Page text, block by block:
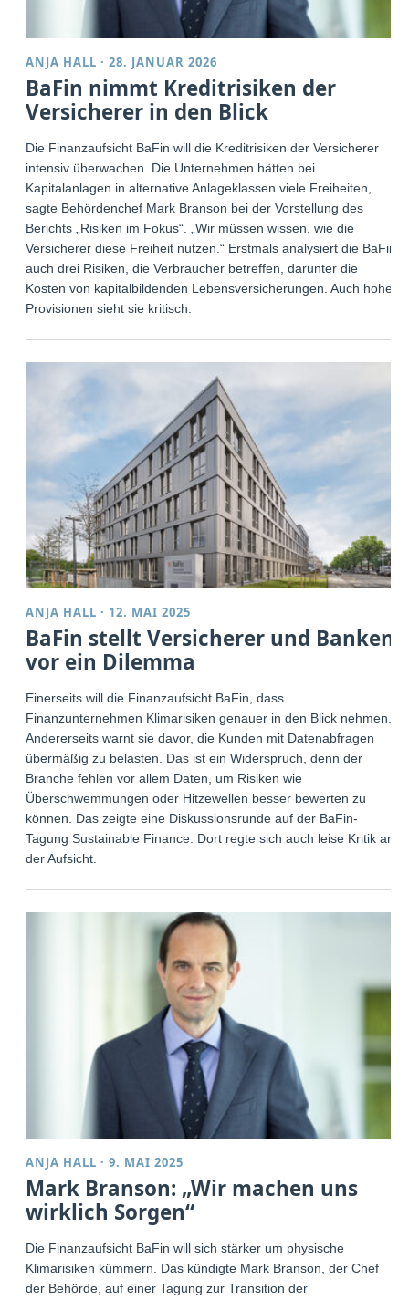
ANJA HALL ·28. JANUAR 2026
BaFin nimmt Kreditrisiken der
Versicherer in den Blick
Die Finanzaufsicht BaFin will die Kreditrisiken der Versicherer
intensiv überwachen. Die Unternehmen hätten bei
Kapitalanlagen in alternative Anlageklassen viele Freiheiten,
sagte Behördenchef Mark Branson bei der Vorstellung des
Berichts „Risiken im Fokus“. „Wir müssen wissen, wie die
Versicherer diese Freiheit nutzen.“ Erstmals analysiert die BaFin
auch drei Risiken, die Verbraucher betreffen, darunter die
Kosten von kapitalbildenden Lebensversicherungen. Auch hohe
Provisionen sieht sie kritisch.
ANJA HALL · 12. MAI 2025
BaFin stellt Versicherer und Banken
vor ein Dilemma
Einerseits will die Finanzaufsicht BaFin, dass
Finanzunternehmen Klimarisiken genauer in den Blick nehmen.
Andererseits warnt sie davor, die Kunden mit Datenabfragen
übermäßig zu belasten. Das ist ein Widerspruch, denn der
Branche fehlen vor allem Daten, um Risiken wie
Überschwemmungen oder Hitzewellen besser bewerten zu
können. Das zeigte eine Diskussionsrunde auf der BaFin-
Tagung Sustainable Finance. Dort regte sich auch leise Kritik an
der Aufsicht.
ANJA HALL ·9. MAI 2025
Mark Branson: „Wir machen uns
wirklich Sorgen“
Die Finanzaufsicht BaFin will sich stärker um physische
Klimarisiken kümmern. Das kündigte Mark Branson, der Chef
der Behörde, auf einer Tagung zur Transition der